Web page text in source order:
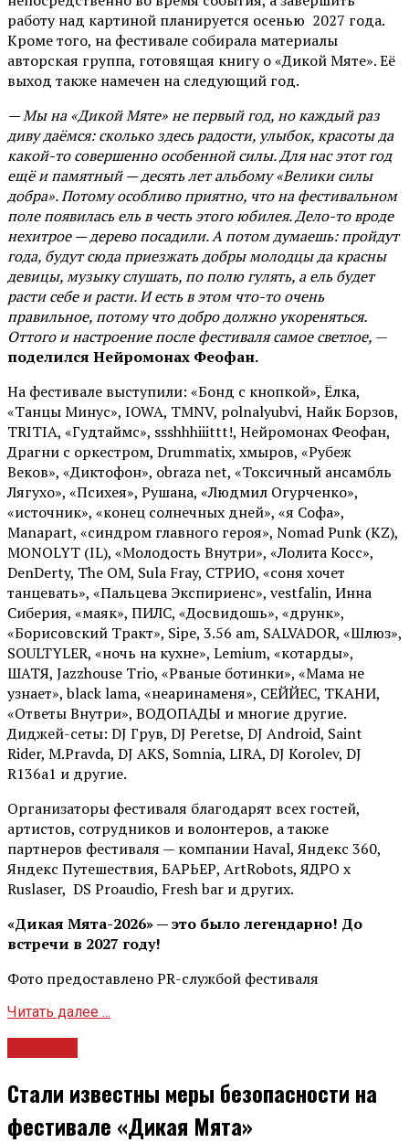
работу над картиной планируется осенью 2027 года.
Кроме того, на фестивале собирала материалы
авторская группа, готовящая книгу о «Дикой Мяте». Её
выход также намечен на следующий год.
— Мы на «Дикой Мяте» не первый год, но каждый раз
диву даёмся: сколько здесь радости, улыбок, красоты да
какой-то совершенно особенной силы. Для нас этот год
ещё и памятный — десять лет альбому «Велики силы
добра». Потому особливо приятно, что на фестивальном
поле появилась ель в честь этого юбилея. Дело-то вроде
нехитрое — дерево посадили. А потом думаешь: пройдут
года, будут сюда приезжать добры молодцы да красны
девицы, музыку слушать, по полю гулять, а ель будет
расти себе и расти. И есть в этом что-то очень
правильное, потому что добро должно укореняться.
Оттого и настроение после фестиваля самое светлое, —
поделился Нейромонах Феофан.
На фестивале выступили: «Бонд с кнопкой», Ёлка,
«Танцы Минус», IOWA, TMNV, polnalyubvi, Найк Борзов,
TRITIA, «Гудтаймс», ssshhhiiittt!, Нейромонах Феофан,
Драгни с оркестром, Drummatix, хмыров, «Рубеж
Веков», «Диктофон», obraza net, «Токсичный ансамбль
Лягухо», «Психея», Рушана, «Людмил Огурченко»,
«источник», «конец солнечных дней», «я Софа»,
Manapart, «синдром главного героя», Nomad Punk (KZ),
MONOLYT (IL), «Молодость Внутри», «Лолита Косс»,
DenDerty, The OM, Sula Fray, СТРИО, «соня хочет
танцевать», «Пальцева Экспириенс», vestfalin, Инна
Сиберия, «маяк», ПИЛС, «Досвидошь», «друнк»,
«Борисовский Тракт», Sipe, 3.56 am, SALVADOR, «Шлюз»,
SOULTYLER, «ночь на кухне», Lemium, «котарды»,
ШАТЯ, Jazzhouse Trio, «Рваные ботинки», «Мама не
узнает», black lama, «неаринаменя», СЕЙЙЕС, ТКАНИ,
«Ответы Внутри», ВОДОПАДЫ и многие другие.
Диджей-сеты: DJ Грув, DJ Peretse, DJ Android, Saint
Rider, М.Pravda, DJ AKS, Somnia, LIRA, DJ Korolev, DJ
R136a1 и другие.
Организаторы фестиваля благодарят всех гостей,
артистов, сотрудников и волонтеров, а также
партнеров фестиваля — компании Haval, Яндекс 360,
Яндекс Путешествия, БАРЬЕР, ArtRobots, ЯДРО х
Ruslaser, DS Proaudio, Fresh bar и других.
«Дикая Мята-2026» — это было легендарно! До
встречи в 2027 году!
Фото предоставлено PR-службой фестиваля
Читать далее ...
Стали известны меры безопасности на
фестивале «Дикая Мята»